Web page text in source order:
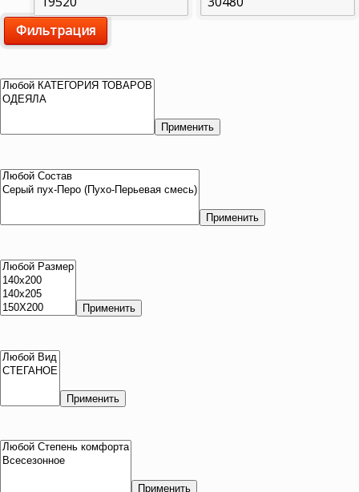
цена
Фильтрация
Применить
Применить
Применить
Применить
Применить